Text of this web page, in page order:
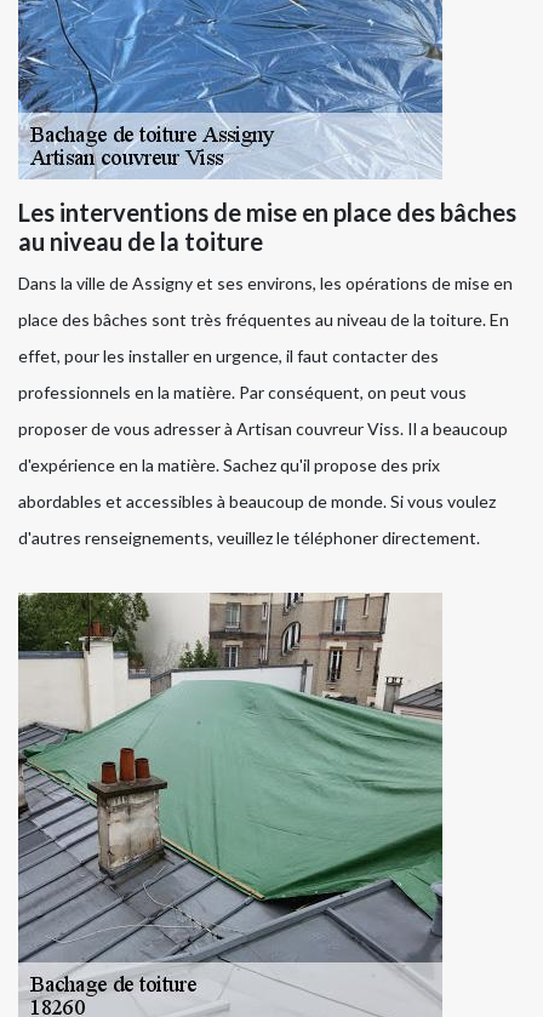
Les interventions de mise en place des bâches
au niveau de la toiture
Dans la ville de Assigny et ses environs, les opérations de mise en
place des bâches sont très fréquentes au niveau de la toiture. En
effet, pour les installer en urgence, il faut contacter des
professionnels en la matière. Par conséquent, on peut vous
proposer de vous adresser à Artisan couvreur Viss. Il a beaucoup
d'expérience en la matière. Sachez qu'il propose des prix
abordables et accessibles à beaucoup de monde. Si vous voulez
d'autres renseignements, veuillez le téléphoner directement.